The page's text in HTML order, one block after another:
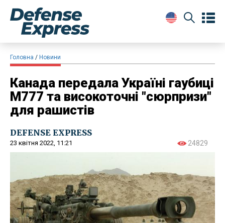
Головна Новини
Канада передала Україні гаубиці
М777 та високоточні "сюрпризи"
для рашистів
DEFENSE EXPRESS
23 квітня 2022, 11:21 24829